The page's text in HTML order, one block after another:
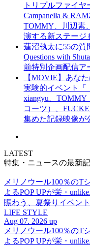
トリプルファイヤ
Campanella &
TOMMY、川辺素
演する新ステージ
蓮沼執太に55の質
Questions with
前特別企画配信ア
【MOVIE】あな
実験的イベント「
xiangyu、
コーツ）、
集めた記録映像が
LATEST
特集・ニュースの最新
メリノウール100％のT
よるPOP UPが栄・
賑わう、夏祭りイベント
LIFE STYLE
Aug 07. 2026 up
メリノウール100％のT
よるPOP UPが栄・